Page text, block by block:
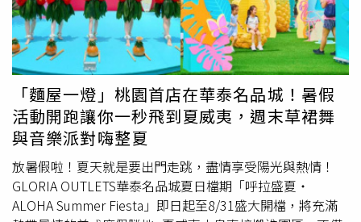
「URBAN PARADISE」進駐商場5樓，共設計9大主題餐
區。包括主打各國海味料理的「Ocean Bar」；「Breeze」
區則提供沙拉、現做手捲及Tapas西班牙下酒菜；「Bring
Your Own Bag」區引進美國流行的餐車文化，以3種不同口
味的玉米起司片為基底，可隨意添加喜愛配料；「美樂地」
區則提供PIZZA、焗烤等療癒性美食；在「VIVA」區則有鐵
板料理；「快意町」則聚焦亞洲料理；「香鑲」以多國風味
烤物為主軸；「脆焠」網羅世界各地炸物；
「Wonderland」則集結多款甜點。在「Oasis」區集結多達
18款酒品，包含紅白酒、氣泡酒、清酒、梅酒及小米酒，還
設計4款專屬調酒，並攜手GBA精釀啤酒提供3款適餐性高的
德興操刀推出季節料理。融合中華料理各大派系與宮廷菜技
法，推出如「紅蟳竹筍霸王粥」、「焗烤龍蝦綠竹筍」、
「和牛筍炒飯」、「松茸竹筍燉烏雞湯」等佳餚，展現中式
料理對「旬」的高度敏銳。從刀工到火候、從味型到擺盤皆
精緻細膩，讓這抹來自土地的清香成為今夏餐桌的焦點。凱
華樓中華料理推廣台灣在地旬味，以「綠竹筍」為主題，設
計多道期間限定料理，結合綠竹筍的鮮甜清脆與山海珍饈，
呈現夏日盛宴。（圖／JR東日本大飯店台北提供）山形哈
密瓜下午茶 品味日法交織的甜點工藝甜點部分由點心房主
廚黃柏欽操刀，選用日本山形縣庄內地區出產、甜度高且香
氣濃郁的哈密瓜，設計14道鹹甜點組合，推出「山形縣庄內
喜好撒上山椒粉一起享用。（圖／小倉屋提供）「鰻魚山藥
冷烏龍定食」採用武藏野烏龍麵，是自日本江戶時代以來在
武藏野高原傳承下來的當地美食。（560元，圖／小倉屋提
供）此外，台北光復本店也推出年度新品「鰻魚山藥冷烏龍
定食」，採用勁道十足的武藏野烏龍麵，搭配日本山藥細磨
成泥狀後與昆布高湯調和，並將紫蘇葉切成細絲拌入麵中，
最後鋪上炙烤的蒲燒鰻魚及乾辣椒絲，食用前可依口味倒入
以蒲燒醬、味醂及料理酒調和而成的醬汁，或加入隨餐附上
的生食級雞蛋、芥末醬及烤海苔絲等，豐富口味變化性。共
有定食及御膳套餐可供選擇。為迎接父親節檔期，活動期間
全面88折。「酥炸鰻魚老饕豬排套餐」。（660元，圖／慕
「麵屋一燈」桃園首店在華泰名品城！暑假
活動開跑讓你一秒飛到夏威夷，週末草裙舞
與音樂派對嗨整夏
放暑假啦！夏天就是要出門走跳，盡情享受陽光與熱情！
GLORIA OUTLETS華泰名品城夏日檔期「呼拉盛夏・
ALOHA Summer Fiesta」即日起至8/31盛大開檔，將充滿